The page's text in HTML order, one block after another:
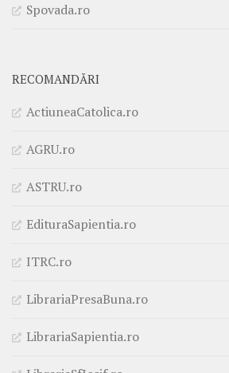
Spovada.ro
RECOMANDĂRI
ActiuneaCatolica.ro
AGRU.ro
ASTRU.ro
EdituraSapientia.ro
ITRC.ro
LibrariaPresaBuna.ro
LibrariaSapientia.ro